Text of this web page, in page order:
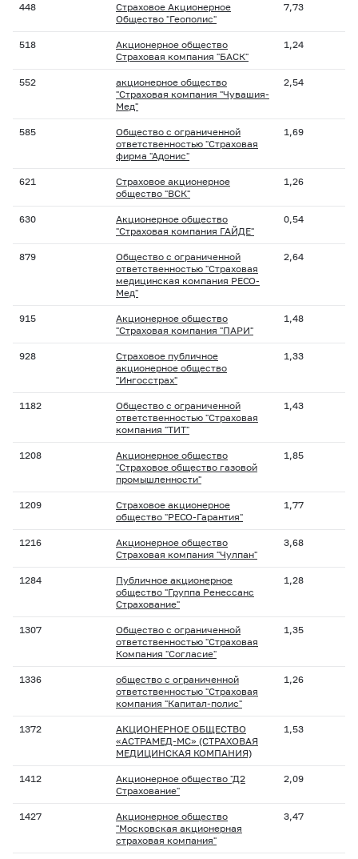
448
Страховое Акционерное
Общество "Геополис"
7,73
518
Акционерное общество
Страховая компания "БАСК"
1,24
552
акционерное общество
"Страховая компания "Чувашия-
Мед"
2,54
585
Общество с ограниченной
ответственностью "Страховая
фирма "Адонис"
1,69
621
Страховое акционерное
общество "ВСК"
1,26
630
Акционерное общество
"Страховая компания ГАЙДЕ"
0,54
879
Общество с ограниченной
ответственностью "Страховая
медицинская компания РЕСО-
Мед"
2,64
915
Акционерное общество
"Страховая компания "ПАРИ"
1,48
928
Страховое публичное
акционерное общество
"Ингосстрах"
1,33
1182
Общество с ограниченной
ответственностью "Страховая
компания "ТИТ"
1,43
1208
Акционерное общество
"Страховое общество газовой
промышленности"
1,85
1209
Страховое акционерное
общество "РЕСО-Гарантия"
1,77
1216
Акционерное общество
Страховая компания "Чулпан"
3,68
1284
Публичное акционерное
общество "Группа Ренессанс
Страхование"
1,28
1307
Общество с ограниченной
ответственностью "Страховая
Компания "Согласие"
1,35
1336
общество с ограниченной
ответственностью "Страховая
компания "Капитал-полис"
1,26
1372
АКЦИОНЕРНОЕ ОБЩЕСТВО
«АСТРАМЕД-МС» (СТРАХОВАЯ
МЕДИЦИНСКАЯ КОМПАНИЯ)
1,53
1412
Акционерное общество "Д2
Страхование"
2,09
1427
Акционерное общество
"Московская акционерная
страховая компания"
3,47